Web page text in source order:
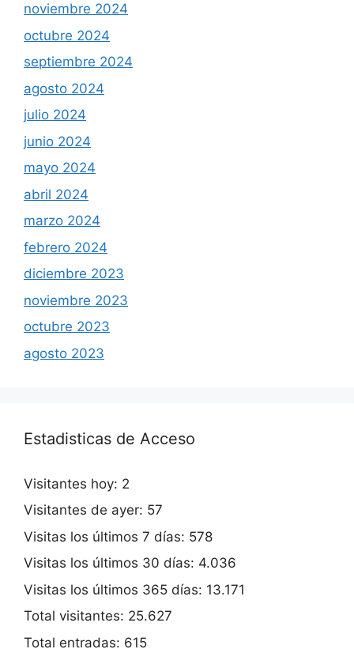
noviembre 2024
octubre 2024
septiembre 2024
agosto 2024
julio 2024
junio 2024
mayo 2024
abril 2024
marzo 2024
febrero 2024
diciembre 2023
noviembre 2023
octubre 2023
agosto 2023
Estadisticas de Acceso
Visitantes hoy: 2
Visitantes de ayer: 57
Visitas los últimos 7 días: 578
Visitas los últimos 30 días: 4.036
Visitas los últimos 365 días: 13.171
Total visitantes: 25.627
Total entradas: 615